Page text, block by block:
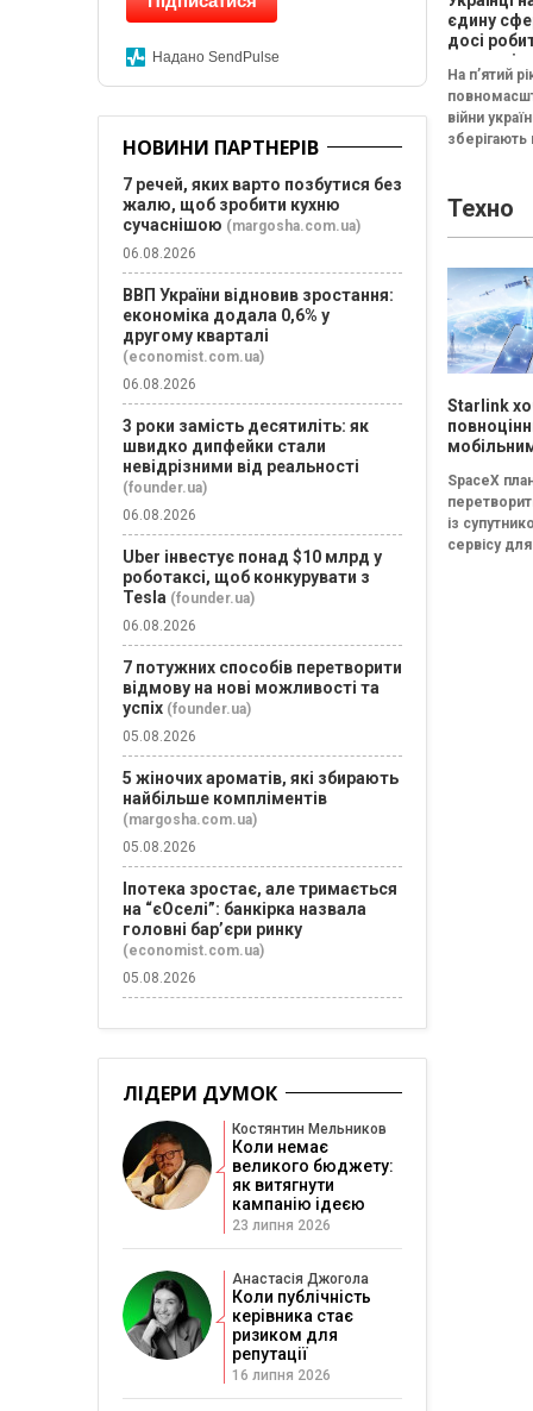
єдину
досі
час війни
Барометр
На п’ятий
війни
зберігають
Серед
Техно
Starlink
SpaceX
Verizon,
Mobile
SpaceX
із
сервісу
Надано SendPulse
НОВИНИ ПАРТНЕРІВ
7 речей, яких варто позбутися без
жалю, щоб зробити кухню
сучаснішою (margosha.com.ua)
06.08.2026
ВВП України відновив зростання:
економіка додала 0,6% у
другому кварталі
(economist.com.ua)
06.08.2026
3 роки замість десятиліть: як
швидко дипфейки стали
невідрізними від реальності
(founder.ua)
06.08.2026
Uber інвестує понад $10 млрд у
роботаксі, щоб конкурувати з
Tesla (founder.ua)
06.08.2026
7 потужних способів перетворити
відмову на нові можливості та
успіх (founder.ua)
05.08.2026
5 жіночих ароматів, які збирають
найбільше компліментів
(margosha.com.ua)
05.08.2026
Іпотека зростає, але тримається
на “єОселі”: банкірка назвала
головні бар’єри ринку
(economist.com.ua)
05.08.2026
ЛІДЕРИ ДУМОК
Костянтин Мельников
Коли немає
великого бюджету:
як витягнути
кампанію ідеєю
23 липня 2026
Анастасія Джогола
Коли публічність
керівника стає
ризиком для
репутації
16 липня 2026